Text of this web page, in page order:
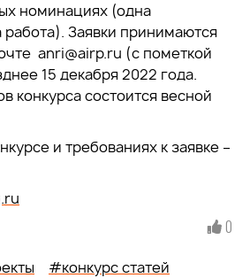
номинациях (одна
Заявки принимаются
anri@airp.ru (с пометкой
15 декабря 2022 года.
конкурса состоится весной
и требованиях к заявке –
0
#конкурс статей